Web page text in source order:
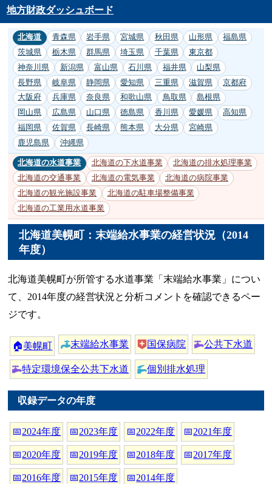
地方財政ダッシュボード
北海道 青森県 岩手県 宮城県 秋田県 山形県
福島県
茨城県
栃木県 群馬県 埼玉県 千葉県
東京都
神奈川県
新潟県 富山県 石川県 福井県
山梨県
長野県
岐阜県 静岡県 愛知県 三重県 滋賀県
京都府
大阪府
兵庫県 奈良県 和歌山県 鳥取県
島根県
岡山県
広島県 山口県 徳島県 香川県 愛媛県
高知県
福岡県
佐賀県 長崎県 熊本県 大分県
宮崎県
鹿児島県
沖縄県
北海道の水道事業 北海道の下水道事業
北海道の排水処理事業
北海道の交通事業
北海道の電気事業
北海道の病院事業
北海道の観光施設事業
北海道の駐車場整備事業
北海道の工業用水道事業
北海道美幌町：末端給水事業の経営状況（2014
年度）
北海道美幌町が所管する水道事業「末端給水事業」につい
て、2014年度の経営状況と分析コメントを確認できるペー
ジです。
🏠美幌町 末端給水事業 国保病院 公共下水道
特定環境保全公共下水道 個別排水処理
収録データの年度
📅2024年度 📅2023年度 📅2022年度 📅2021年度
📅2020年度 📅2019年度 📅2018年度 📅2017年度
📅2016年度 📅2015年度 📅2014年度